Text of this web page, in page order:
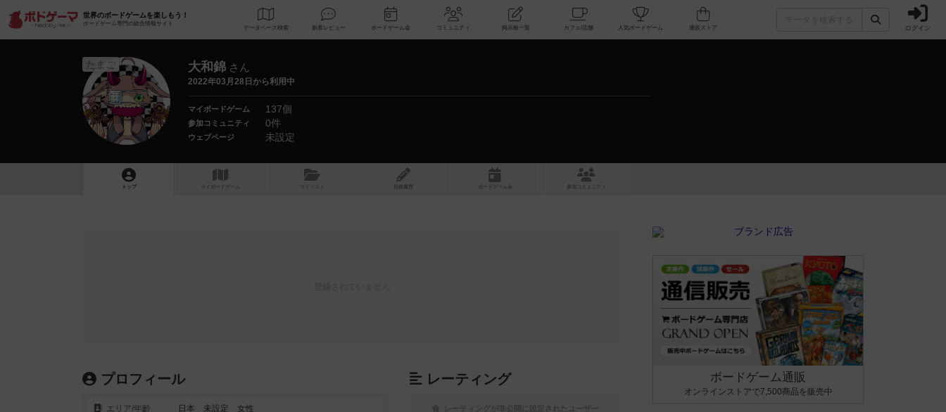
世界のボードゲームを楽しもう！
ボードゲーム専門の総合情報サイト
データベース 検索 新着レビュー ボードゲーム会 コミュニティ 掲示板一覧 カフェ/店舗 人気ボードゲーム ログイン
たまご 大和錦 さん
2022年03月28日から利用中
マイボードゲーム 137個
参加コミュニティ 0件
ウェブページ 未設定
トップ マイボードゲーム マイリスト 投稿履歴 ボ ドゲ ーム コミュニティ
プロフィール
エリア/年齡 日本 未設定 女性
レーティング ボードゲーム通販
オンラインストアで7,500商品を販売中